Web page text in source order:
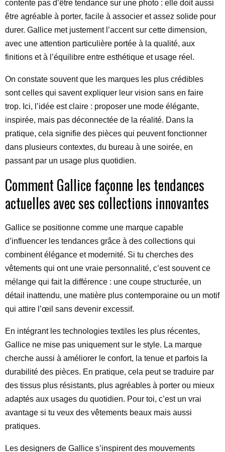
contente pas d’être tendance sur une photo : elle doit aussi
être agréable à porter, facile à associer et assez solide pour
durer. Gallice met justement l’accent sur cette dimension,
avec une attention particulière portée à la qualité, aux
finitions et à l’équilibre entre esthétique et usage réel.
On constate souvent que les marques les plus crédibles
sont celles qui savent expliquer leur vision sans en faire
trop. Ici, l’idée est claire : proposer une mode élégante,
inspirée, mais pas déconnectée de la réalité. Dans la
pratique, cela signifie des pièces qui peuvent fonctionner
dans plusieurs contextes, du bureau à une soirée, en
passant par un usage plus quotidien.
Comment Gallice façonne les tendances
actuelles avec ses collections innovantes
Gallice se positionne comme une marque capable
d’influencer les tendances grâce à des collections qui
combinent élégance et modernité. Si tu cherches des
vêtements qui ont une vraie personnalité, c’est souvent ce
mélange qui fait la différence : une coupe structurée, un
détail inattendu, une matière plus contemporaine ou un motif
qui attire l’œil sans devenir excessif.
En intégrant les technologies textiles les plus récentes,
Gallice ne mise pas uniquement sur le style. La marque
cherche aussi à améliorer le confort, la tenue et parfois la
durabilité des pièces. En pratique, cela peut se traduire par
des tissus plus résistants, plus agréables à porter ou mieux
adaptés aux usages du quotidien. Pour toi, c’est un vrai
avantage si tu veux des vêtements beaux mais aussi
pratiques.
Les designers de Gallice s’inspirent des mouvements